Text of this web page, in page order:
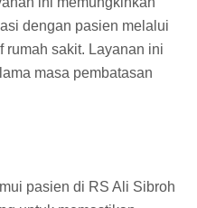
dengan pasien melalui
rumah sakit. Layanan ini
masa pembatasan
pasien di RS Ali Sibroh